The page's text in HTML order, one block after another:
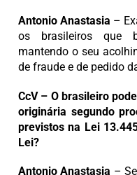
Antonio Anastasia –
os brasileiros que
mantendo o seu
de fraude e de pedido
CcV – O brasileiro
originária segundo
previstos na Lei
Lei?
Antonio Anastasia –